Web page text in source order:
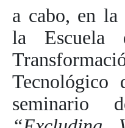
a cabo, en la
la Escuela
Tecnológico
seminario